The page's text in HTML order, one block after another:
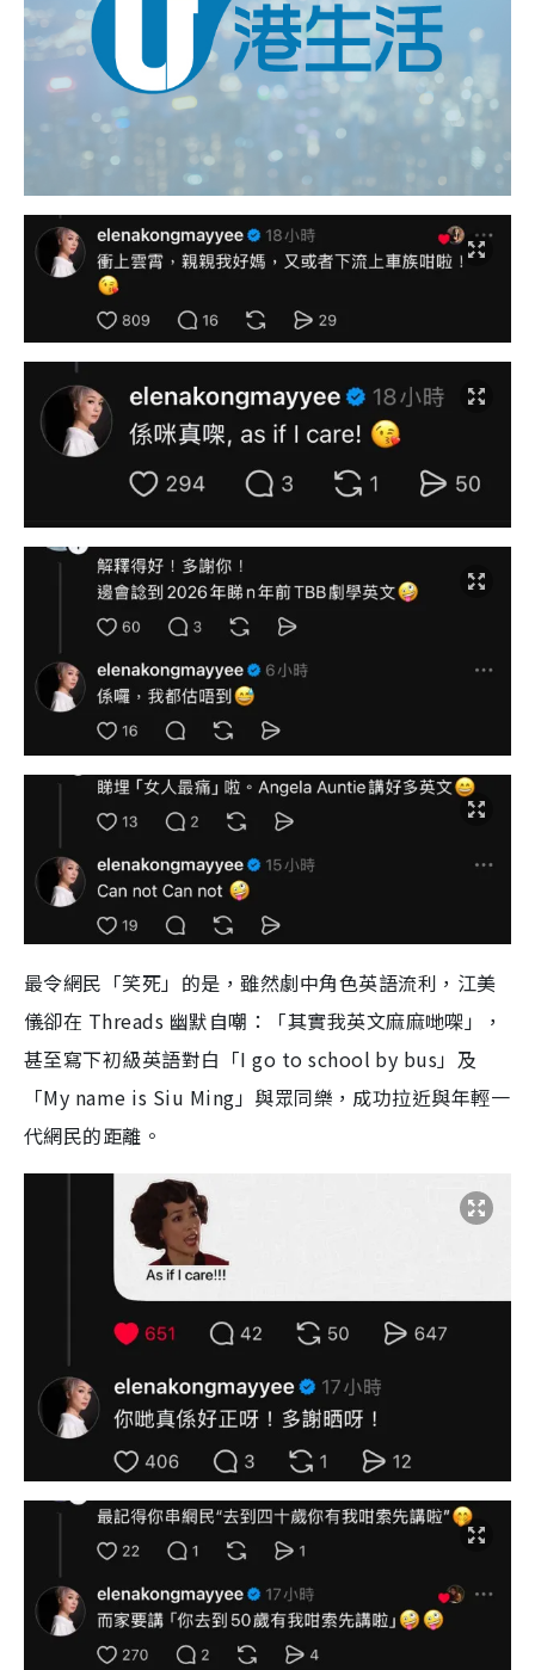
最令網民「笑死」的是，雖然劇中角色英語流利，江美
儀卻在 Threads 幽默自嘲：「其實我英文麻麻哋㗎」，
甚至寫下初級英語對白「I go to school by bus」及
「My name is Siu Ming」與眾同樂，成功拉近與年輕一
代網民的距離。